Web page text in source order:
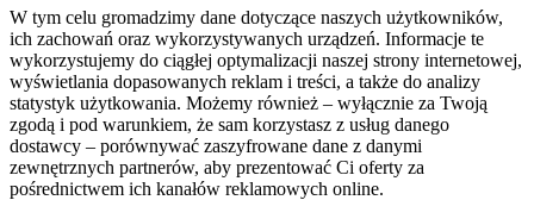
W tym celu gromadzimy dane dotyczące naszych użytkowników,
ich zachowań oraz wykorzystywanych urządzeń. Informacje te
wykorzystujemy do ciągłej optymalizacji naszej strony internetowej,
wyświetlania dopasowanych reklam i treści, a także do analizy
statystyk użytkowania. Możemy również – wyłącznie za Twoją
zgodą i pod warunkiem, że sam korzystasz z usług danego
dostawcy – porównywać zaszyfrowane dane z danymi
zewnętrznych partnerów, aby prezentować Ci oferty za
pośrednictwem ich kanałów reklamowych online.